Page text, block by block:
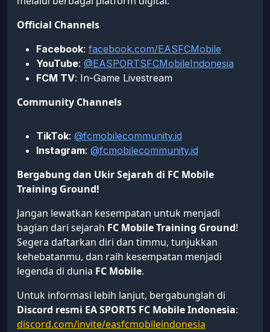
Official Channels
Facebook: facebook.com/EASFCMobile
YouTube: @EASPORTSFCMobileIndonesia
FCM TV: In-Game Livestream
Community Channels
TikTok: @fcmobilecommunity.id
Instagram: @fcmobilecommunity.id
Bergabung dan Ukir Sejarah di FC Mobile
Training Ground!
Jangan lewatkan kesempatan untuk menjadi
bagian dari sejarah FC Mobile Training Ground!
Segera daftarkan diri dan timmu, tunjukkan
kehebatanmu, dan raih kesempatan menjadi
legenda di dunia FC Mobile.
Untuk informasi lebih lanjut, bergabunglah di
Discord resmi EA SPORTS FC Mobile Indonesia:
discord.com/invite/easfcmobileindonesia